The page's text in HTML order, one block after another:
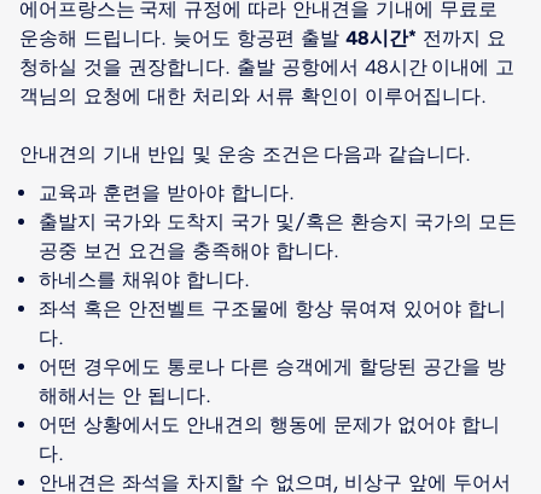
에어프랑스는 국제 규정에 따라 안내견을 기내에 무료로
운송해 드립니다. 늦어도 항공편 출발 48시간* 전까지 요
청하실 것을 권장합니다. 출발 공항에서 48시간 이내에 고
객님의 요청에 대한 처리와 서류 확인이 이루어집니다.
교육과 훈련을 받아야 합니다.
출발지 국가와 도착지 국가 및/혹은 환승지 국가의 모든
공중 보건 요건을 충족해야 합니다.
하네스를 채워야 합니다.
좌석 혹은 안전벨트 구조물에 항상 묶여져 있어야 합니
다.
어떤 경우에도 통로나 다른 승객에게 할당된 공간을 방
해해서는 안 됩니다.
어떤 상황에서도 안내견의 행동에 문제가 없어야 합니
다.
안내견은 좌석을 차지할 수 없으며, 비상구 앞에 두어서